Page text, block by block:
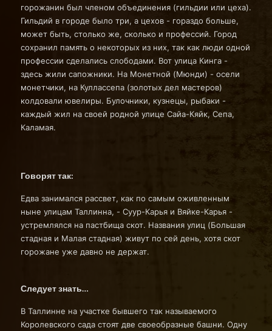
горожанин был членом объединения (гильдии или цеха).
Гильдий в городе было три, а цехов - гораздо больше,
может быть, столько же, сколько и профессий. Город
сохранил память о некоторых из них, так как люди одной
профессии сделались слободами. Вот улица Кинга -
здесь жили сапожники. На Монетной (Мюнди) - осели
монетчики, на Куллассепа (золотых дел мастеров)
колдовали ювелиры. Булочники, кузнецы, рыбаки -
каждый жил на своей родной улице Сайа-Кяйк, Сепа,
Каламая.
Говорят так:
Едва занимался рассвет, как по самым оживленным
ныне улицам Таллинна, - Суур-Карья и Вяйке-Карья -
устремлялся на пастбища скот. Названия улиц (Большая
стадная и Малая стадная) живут по сей день, хотя скот
горожане уже давно не держат.
Следует знать…
В Таллинне на участке бывшего так называемого
Королевского сада стоят две своеобразные башни. Одну